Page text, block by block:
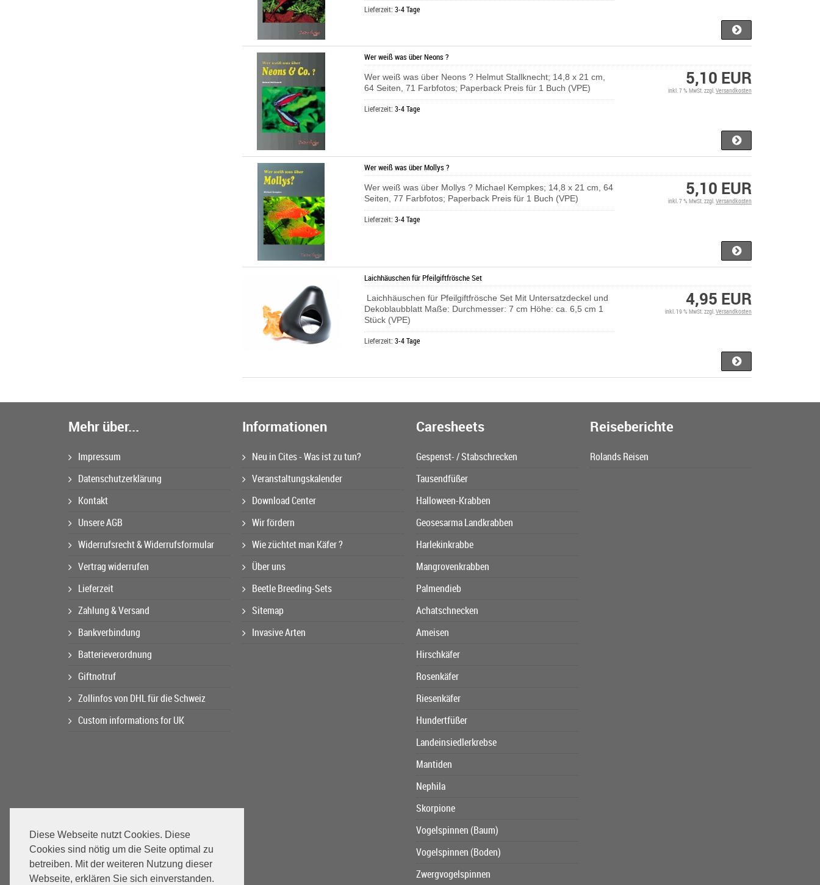
Diese Webseite nutzt Cookies. Diese
Cookies sind nötig um die Seite optimal zu
betreiben. Mit der weiteren Nutzung dieser
Webseite, erklären Sie sich einverstanden.
Lieferzeit:3-4 Tage
Wer weiß was über Neons ?
Wer weiß was über Neons ? Helmut Stallknecht; 14,8 x 21 cm,
64 Seiten, 71 Farbfotos; Paperback Preis für 1 Buch (VPE)
Lieferzeit:3-4 Tage
5,10 EUR
inkl. 7 % MwSt. zzgl.Versandkosten
Wer weiß was über Mollys ?
Wer weiß was über Mollys ? Michael Kempkes; 14,8 x 21 cm, 64
Seiten, 77 Farbfotos; Paperback Preis für 1 Buch (VPE)
Lieferzeit:3-4 Tage
5,10 EUR
inkl. 7 % MwSt. zzgl.Versandkosten
Laichhäuschen für Pfeilgiftfrösche Set
Laichhäuschen für Pfeilgiftfrösche Set Mit Untersatzdeckel und
Dekoblaubblatt Maße: Durchmesser: 7 cm Höhe: ca. 6,5 cm 1
Stück (VPE)
Lieferzeit:3-4 Tage
4,95 EUR
inkl. 19 % MwSt. zzgl.Versandkosten
Mehr über...
Impressum
Datenschutzerklärung
Kontakt
Unsere AGB
Widerrufsrecht & Widerrufsformular
Vertrag widerrufen
Lieferzeit
Zahlung & Versand
Bankverbindung
Batterieverordnung
Giftnotruf
Zollinfos von DHL für die Schweiz
Custom informations for UK
Informationen
Neu in Cites - Was ist zu tun?
Veranstaltungskalender
Download Center
Wir fördern
Wie züchtet man Käfer ?
Über uns
Beetle Breeding-Sets
Sitemap
Invasive Arten
Caresheets
Gespenst- / Stabschrecken
Tausendfüßer
Halloween-Krabben
Geosesarma Landkrabben
Harlekinkrabbe
Mangrovenkrabben
Palmendieb
Achatschnecken
Ameisen
Hirschkäfer
Rosenkäfer
Riesenkäfer
Hundertfüßer
Landeinsiedlerkrebse
Mantiden
Nephila
Skorpione
Vogelspinnen (Baum)
Vogelspinnen (Boden)
Zwergvogelspinnen
Reiseberichte
Rolands Reisen